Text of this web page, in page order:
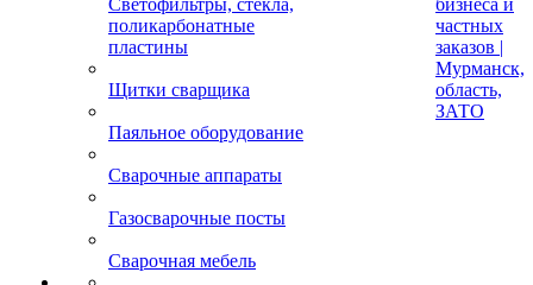
Светофильтры, стекла,
поликарбонатные
пластины
Щитки сварщика
Паяльное оборудование
Сварочные аппараты
Газосварочные посты
Сварочная мебель
бизнеса и
частных
заказов |
Мурманск,
область,
ЗАТО